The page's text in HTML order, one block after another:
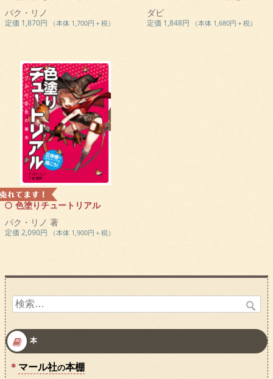
パク・リノ
定価 1,870円 （本体 1,700円＋税）
ダビ
定価 1,848円 （本体 1,680円＋税）
色塗りチュートリアル
パク・リノ 著
定価 2,090円 （本体 1,900円＋税）
検
本
マール社の本棚